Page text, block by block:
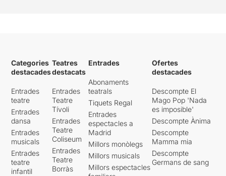
Categories
destacades
Entrades
teatre
Entrades
dansa
Entrades
musicals
Entrades
teatre
infantil
Teatres
destacats
Entrades
Teatre
Tívoli
Entrades
Teatre
Coliseum
Entrades
Teatre
Borràs
Entrades
Abonaments
teatrals
Tiquets Regal
Entrades
espectacles a
Madrid
Millors monòlegs
Millors musicals
Millors espectacles
Ofertes
destacades
Descompte El
Mago Pop 'Nada
es imposible'
Descompte Ànima
Descompte
Mamma mia
Descompte
Germans de sang